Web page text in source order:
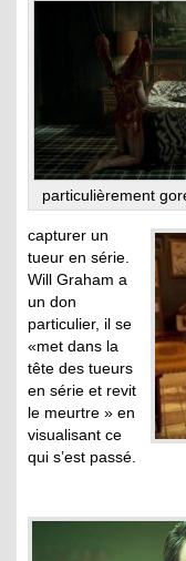
particulièrement
capturer un
tueur en série.
Will Graham a
un don
particulier, il se
«met dans la
tête des tueurs
en série et revit
le meurtre » en
visualisant ce
qui s’est passé.